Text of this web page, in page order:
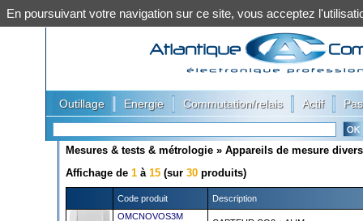
Outillage Energie Commutation/relais Actif
Mesures & tests & métrologie » Appareils de mesure divers
Affichage de 1 à 15 (sur 30 produits)
Code produit Description
OMCNOVOS3M
En poursuivant votre navigation sur ce site, vous acceptez